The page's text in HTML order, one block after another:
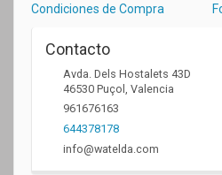
Condiciones de Compra
Contacto
Avda. Dels Hostalets 43D
46530 Puçol Valencia
961676163
644378178
info@watelda.com